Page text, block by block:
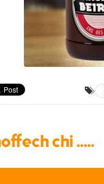
chi .....